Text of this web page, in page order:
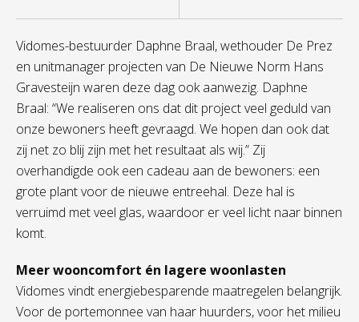
Vidomes-bestuurder Daphne Braal, wethouder De Prez
en unitmanager projecten van De Nieuwe Norm Hans
Gravesteijn waren deze dag ook aanwezig. Daphne
Braal: “We realiseren ons dat dit project veel geduld van
onze bewoners heeft gevraagd. We hopen dan ook dat
zij net zo blij zijn met het resultaat als wij.” Zij
overhandigde ook een cadeau aan de bewoners: een
grote plant voor de nieuwe entreehal. Deze hal is
verruimd met veel glas, waardoor er veel licht naar binnen
komt.
Meer wooncomfort én lagere woonlasten
Vidomes vindt energiebesparende maatregelen belangrijk.
Voor de portemonnee van haar huurders, voor het milieu